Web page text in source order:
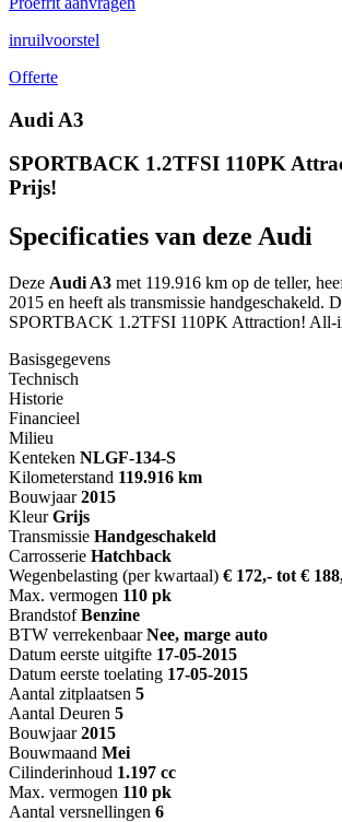
inruilvoorstel
Offerte
Audi A3
SPORTBACK 1.2TFSI 110PK
Prijs!
Specificaties van deze Audi
Deze Audi A3 met 119.916 km op de teller,
2015 en heeft als transmissie handgeschakeld.
SPORTBACK 1.2TFSI 110PK Attraction! All-
Basisgegevens
Technisch
Historie
Financieel
Milieu
Kenteken NLGF-134-S
Kilometerstand 119.916 km
Bouwjaar 2015
Kleur Grijs
Transmissie Handgeschakeld
Carrosserie Hatchback
Wegenbelasting (per kwartaal) € 172,- tot €
Max. vermogen 110 pk
Brandstof Benzine
BTW verrekenbaar Nee, marge auto
Datum eerste uitgifte 17-05-2015
Datum eerste toelating 17-05-2015
Aantal zitplaatsen 5
Aantal Deuren 5
Bouwjaar 2015
Bouwmaand Mei
Cilinderinhoud 1.197 cc
Max. vermogen 110 pk
Aantal versnellingen 6